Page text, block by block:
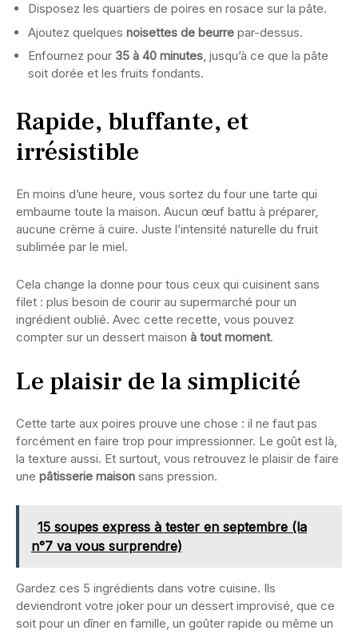
Disposez les quartiers de poires en rosace sur la pâte.
Ajoutez quelques noisettes de beurre par-dessus.
Enfournez pour 35 à 40 minutes, jusqu’à ce que la pâte
soit dorée et les fruits fondants.
Rapide, bluffante, et
irrésistible
En moins d’une heure, vous sortez du four une tarte qui
embaume toute la maison. Aucun œuf battu à préparer,
aucune crème à cuire. Juste l’intensité naturelle du fruit
sublimée par le miel.
Cela change la donne pour tous ceux qui cuisinent sans
filet : plus besoin de courir au supermarché pour un
ingrédient oublié. Avec cette recette, vous pouvez
compter sur un dessert maison à tout moment.
Le plaisir de la simplicité
Cette tarte aux poires prouve une chose : il ne faut pas
forcément en faire trop pour impressionner. Le goût est là,
la texture aussi. Et surtout, vous retrouvez le plaisir de faire
une pâtisserie maison sans pression.
15 soupes express à tester en septembre (la
n°7 va vous surprendre)
Gardez ces 5 ingrédients dans votre cuisine. Ils
deviendront votre joker pour un dessert improvisé, que ce
soit pour un dîner en famille, un goûter rapide ou même un